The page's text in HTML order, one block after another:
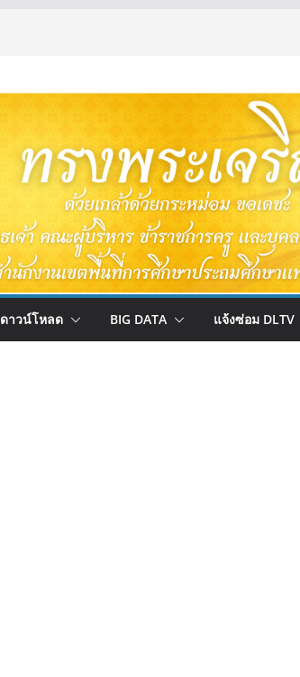
ดาวน์โหลด BIG DATA แจ้งซ่อม DLTV